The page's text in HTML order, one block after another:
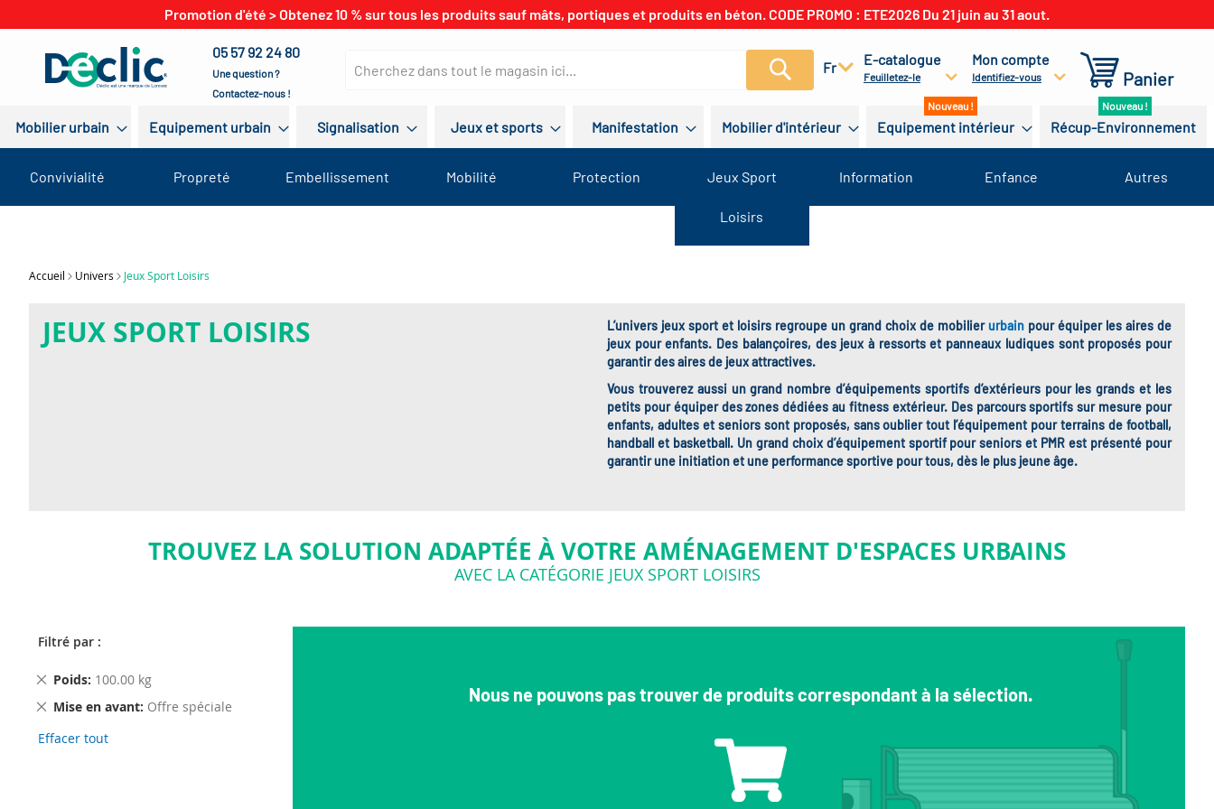
Promotion d'été > Obtenez 10 % sur tous les produits sauf mâts, portiques et produits en béton. CODE PROMO : ETE2026 Du 21 juin au 31 aout.
05 57 92 24 80
Une question ?
Contactez-nous !
Recherchez
Fr E-catalogue
Feuilletez-le
Mon compte
Identifiez-vous Panier
Mobilier urbain Equipement urbain Signalisation Jeux et sports Manifestation Mobilier d'intérieur Equipement intérieur Récup-Environnement
Convivialité Propreté Embellissement Mobilité Protection Jeux Sport
Loisirs
Information Enfance Autres
Accueil Univers Jeux Sport Loisirs
JEUX SPORT LOISIRS L’univers jeux sport et loisirs regroupe un grand choix de mobilierurbain pour équiper les aires de
jeux pour enfants. Des balançoires, des jeux à ressorts et panneaux ludiques sont proposés pour
garantir des aires de jeux attractives.
Vous trouverez aussi un grand nombre d’équipements sportifs d’extérieurs pour les grands et les
petits pour équiper des zones dédiées au fitness extérieur. Des parcours sportifs sur mesure pour
enfants, adultes et seniors sont proposés, sans oublier tout l’équipement pour terrains de football,
handball et basketball. Un grand choix d’équipement sportif pour seniors et PMR est présenté pour
garantir une initiation et une performance sportive pour tous, dès le plus jeune âge.
TROUVEZ LA SOLUTION ADAPTÉE À VOTRE AMÉNAGEMENT D'ESPACES URBAINS
AVEC LA CATÉGORIE JEUX SPORT LOISIRS
Nous ne pouvons pas trouver de produits correspondant à la sélection.
Filtré par :
Poids 100.00 kg
Remove
Item
Mise en avant Offre spéciale
Remove
Item
Effacer tout